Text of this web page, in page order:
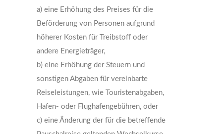
a) eine Erhöhung des Preises für die
Beförderung von Personen aufgrund
höherer Kosten für Treibstoff oder
andere Energieträger,
b) eine Erhöhung der Steuern und
sonstigen Abgaben für vereinbarte
Reiseleistungen, wie Touristenabgaben,
Hafen- oder Flughafengebühren, oder
c) eine Änderung der für die betreffende